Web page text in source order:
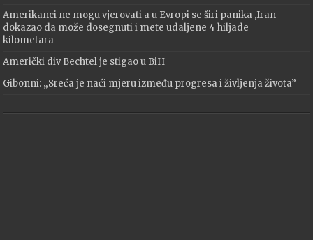
Amerikanci ne mogu vjerovati a u Evropi se širi panika ,Iran
dokazao da može dosegnuti i mete udaljene 4 hiljade
kilometara
Američki div Bechtel je stigao u BiH
Gibonni: „Sreća je naći mjeru između progresa i življenja života”